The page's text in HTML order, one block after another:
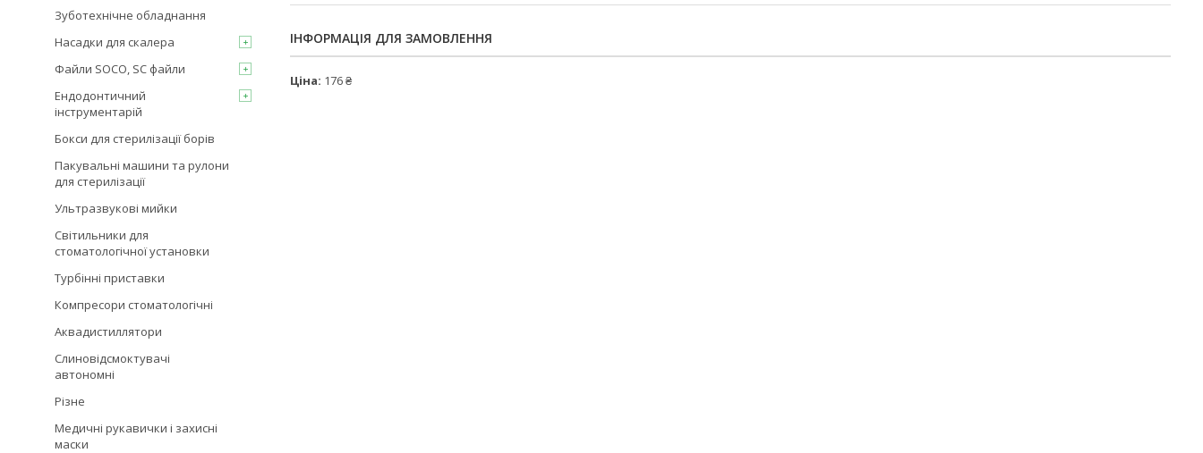
ІНФОРМАЦІЯ ДЛЯ ЗАМОВЛЕННЯ
Ціна: 176 ₴
Зуботехнічне обладнання
Насадки для скалера
Файли SOCO, SC файли
Ендодонтичний
інструментарій
Бокси для стерилізації борів
Пакувальні машини та рулони
для стерилізації
Ультразвукові мийки
Світильники для
стоматологічної установки
Турбінні приставки
Компресори стоматологічні
Аквадистиллятори
Слиновідсмоктувачі
автономні
Різне
Медичні рукавички і захисні
маски